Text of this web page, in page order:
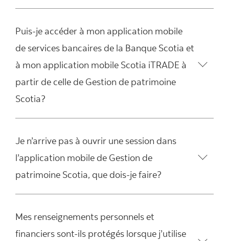
Puis-je accéder à mon application mobile
de services bancaires de la Banque Scotia et
à mon application mobile Scotia iTRADE à
partir de celle de Gestion de patrimoine
Scotia?
Je n’arrive pas à ouvrir une session dans
l’application mobile de Gestion de
patrimoine Scotia, que dois-je faire?
Mes renseignements personnels et
financiers sont-ils protégés lorsque j’utilise